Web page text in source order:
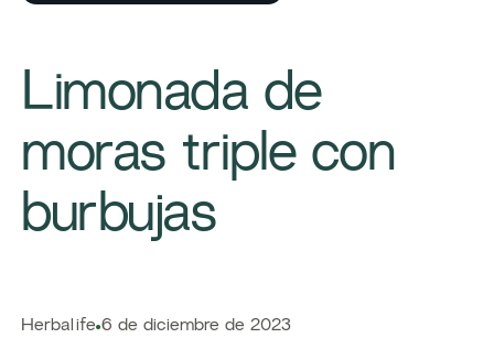
Limonada de
moras triple con
burbujas
Herbalife 6 de diciembre de 2023